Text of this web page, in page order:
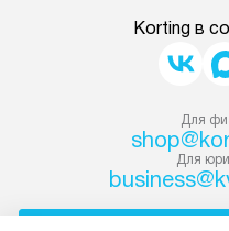
Korting в
Для
Для